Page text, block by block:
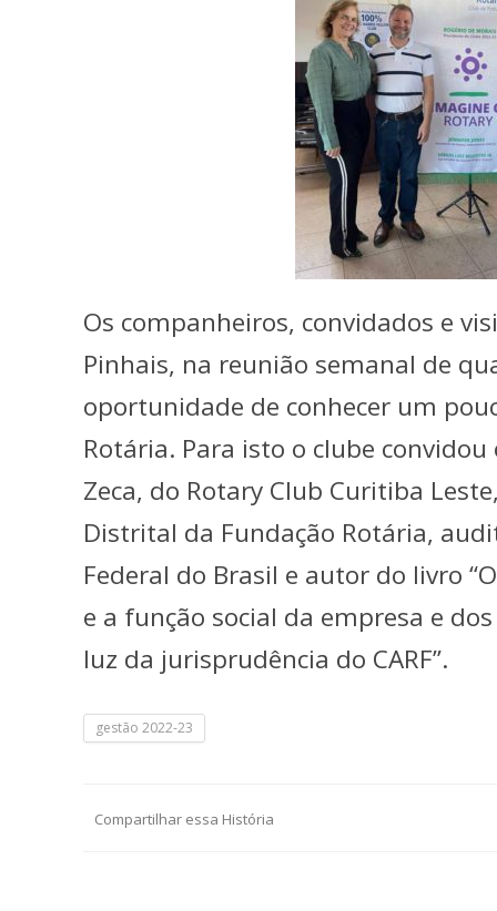
Os companheiros, convidados e
Pinhais, na reunião semanal de
oportunidade de conhecer um
Rotária. Para isto o clube
Zeca, do Rotary Club Curitiba
Distrital da Fundação Rotária,
Federal do Brasil e autor do livro
e a função social da empresa e
luz da jurisprudência do CARF”.
gestão 2022-23
Compartilhar essa História